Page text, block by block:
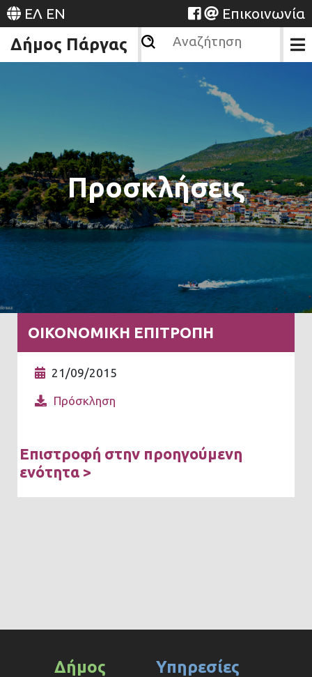
ΕΛ EN Επικοινωνία
Δήμος Πάργας
Προσκλήσεις
ΟΙΚΟΝΟΜΙΚΗ ΕΠΙΤΡΟΠΗ
21/09/2015
Πρόσκληση
Επιστροφή στην προηγούμενη
ενότητα >
Δήμος Υπηρεσίες